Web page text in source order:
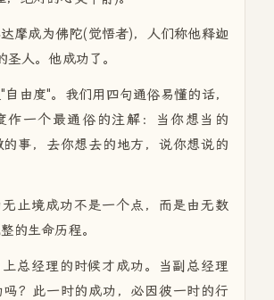
摩成为佛陀(觉悟者)，人们称他释迦
圣人。他成功了。
自由度"。我们用四句通俗易懂的话，
作一个最通俗的注解：当你想当的
事，去你想去的地方，说你想说的
止境成功不是一个点，而是由无数
的生命历程。
总经理的时候才成功。当副总经理
吗？此一时的成功，必因彼一时的行